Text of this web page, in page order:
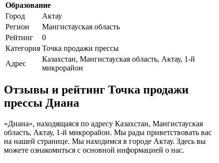
Образование
Город
Актау
Регион
Мангистауская область
Рейтинг
0
Категория Точка продажи прессы
Адрес
Казахстан, Мангистауская область, Актау, 1-й
микрорайон
Отзывы и рейтинг Точка продажи
прессы Диана
«Диана», находящаяся по адресу Казахстан, Мангистауская
область, Актау, 1-й микрорайон. Мы рады приветствовать вас
на нашей странице. Мы находимся в городе Актау. Здесь вы
можете ознакомиться с основной информацией о нас.